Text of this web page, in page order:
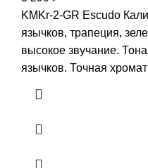
KMKr-2-GR Escudo
язычков, трапеция,
высокое звучание.
язычков. Точная